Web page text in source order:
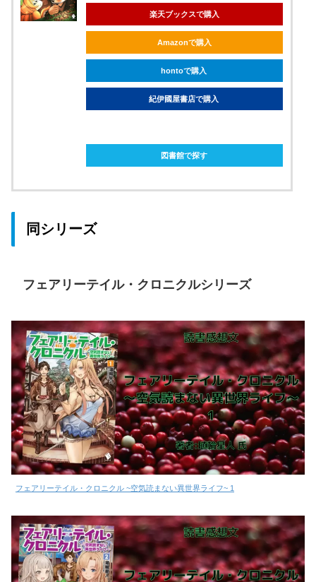
楽天ブックスで購入
Amazonで購入
hontoで購入
紀伊國屋書店で購入
図書館で探す
同シリーズ
フェアリーテイル・クロニクルシリーズ
フェアリーテイル・クロニクル ~空気読まない異世界ライフ~ 1